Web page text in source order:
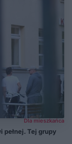
Dla mieszkańca
pełnej. Tej grupy